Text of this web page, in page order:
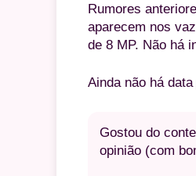
Rumores
aparecem nos
de 8 MP. Não há
Ainda não há
Gostou do
opinião (com